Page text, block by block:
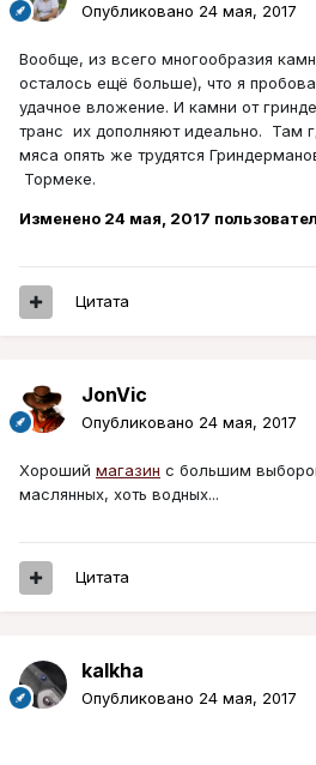
Опубликовано 24 мая, 2017
Вообще, из всего многообразия
осталось ещё больше), что я
удачное вложение. И камни от
транс их дополняют идеально. Там
мяса опять же трудятся
Тормеке.
Изменено 24 мая, 2017
Цитата
JonVic
Опубликовано 24 мая, 2017
Хороший магазин с большим
маслянных, хоть водных...
Цитата
kalkha
Опубликовано 24 мая, 2017